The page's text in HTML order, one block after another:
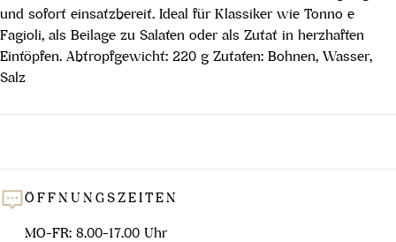
und sofort einsatzbereit. Ideal für Klassiker wie Tonno e
Fagioli, als Beilage zu Salaten oder als Zutat in herzhaften
Eintöpfen. Abtropfgewicht: 220 g Zutaten: Bohnen, Wasser,
Salz
ÖFFNUNGSZEITEN
MO-FR: 8.00-17.00 Uhr